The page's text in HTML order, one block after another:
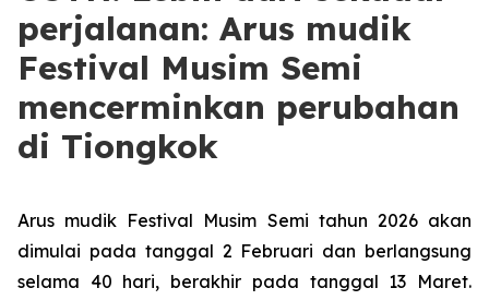
perjalanan: Arus mudik
Festival Musim Semi
mencerminkan perubahan
di Tiongkok
Arus mudik Festival Musim Semi tahun 2026 akan
dimulai pada tanggal 2 Februari dan berlangsung
selama 40 hari, berakhir pada tanggal 13 Maret.